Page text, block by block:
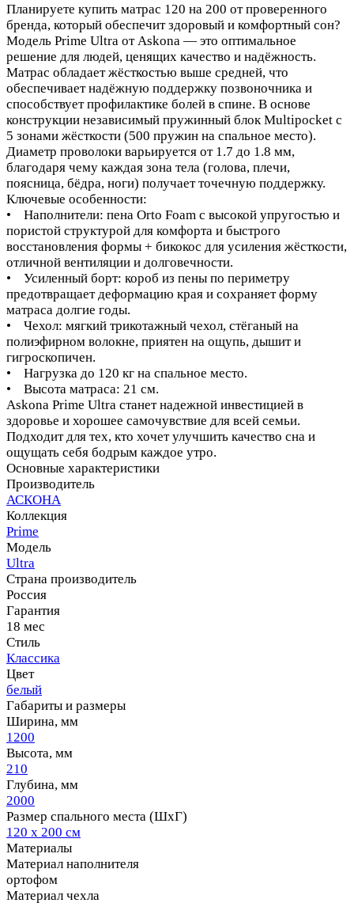
Планируете купить матрас 120 на 200 от проверенного
бренда, который обеспечит здоровый и комфортный сон?
Модель Prime Ultra от Askona — это оптимальное
решение для людей, ценящих качество и надёжность.
Матрас обладает жёсткостью выше средней, что
обеспечивает надёжную поддержку позвоночника и
способствует профилактике болей в спине. В основе
конструкции независимый пружинный блок Multipocket с
5 зонами жёсткости (500 пружин на спальное место).
Диаметр проволоки варьируется от 1.7 до 1.8 мм,
благодаря чему каждая зона тела (голова, плечи,
поясница, бёдра, ноги) получает точечную поддержку.
Ключевые особенности:
• Наполнители: пена Orto Foam с высокой упругостью и
пористой структурой для комфорта и быстрого
восстановления формы + бикокос для усиления жёсткости,
отличной вентиляции и долговечности.
• Усиленный борт: короб из пены по периметру
предотвращает деформацию края и сохраняет форму
матраса долгие годы.
• Чехол: мягкий трикотажный чехол, стёганый на
полиэфирном волокне, приятен на ощупь, дышит и
гигроскопичен.
• Нагрузка до 120 кг на спальное место.
• Высота матраса: 21 см.
Askona Prime Ultra станет надежной инвестицией в
здоровье и хорошее самочувствие для всей семьи.
Подходит для тех, кто хочет улучшить качество сна и
ощущать себя бодрым каждое утро.
Основные характеристики
Производитель
АСКОНА
Коллекция
Prime
Модель
Ultra
Страна производитель
Россия
Гарантия
18 мес
Стиль
Классика
Цвет
белый
Габариты и размеры
Ширина, мм
1200
Высота, мм
210
Глубина, мм
2000
Размер спального места (ШхГ)
120 х 200 см
Материалы
Материал наполнителя
ортофом
Материал чехла